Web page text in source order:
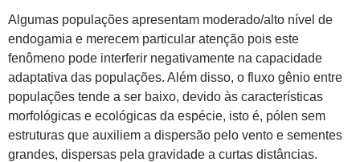
Algumas populações apresentam moderado/alto nível de
endogamia e merecem particular atenção pois este
fenômeno pode interferir negativamente na capacidade
adaptativa das populações. Além disso, o fluxo gênio entre
populações tende a ser baixo, devido às características
morfológicas e ecológicas da espécie, isto é, pólen sem
estruturas que auxiliem a dispersão pelo vento e sementes
grandes, dispersas pela gravidade a curtas distâncias.